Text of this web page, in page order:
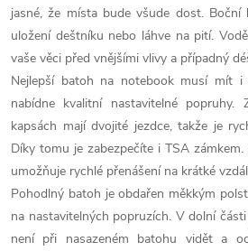
jasné, že místa bude všude dost.
uložení deštníku nebo láhve na pití.
vaše věci před vnějšími vlivy a případný
Nejlepší batoh na notebook musí mít
nabídne kvalitní nastavitelné popruhy.
kapsách mají dvojité jezdce, takže je
Díky tomu je zabezpečíte i TSA
umožňuje rychlé přenášení na krátké
Pohodlný batoh je obdařen měkkým
na nastavitelných popruzích. V dolní
není při nasazeném batohu vidět a